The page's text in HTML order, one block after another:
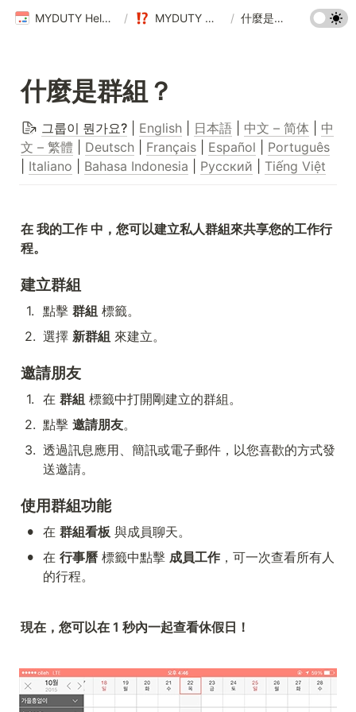
MYDUTY Help Center / MYDUTY 用戶指南 / 什麼是群組？
什麼是群組？
그룹이 뭔가요? | English | 日本語 | 中文 – 简体 | 中
文 – 繁體
Deutsch Français Español
Português
Italiano Bahasa Indonesia Русский Tiếng Việt
在 我的工作 中，您可以建立私人群組來共享您的工作行
程。
建立群組
1. 點擊 群組 標籤。
2. 選擇 新群組 來建立。
邀請朋友
1. 在 群組 標籤中打開剛建立的群組。
2. 點擊 邀請朋友。
3. 透過訊息應用、簡訊或電子郵件，以您喜歡的方式發
送邀請。
使用群組功能
• 在 群組看板 與成員聊天。
• 在 行事曆 標籤中點擊 成員工作 ，可一次查看所有人
的行程。
現在，您可以在 1 秒內一起查看休假日！